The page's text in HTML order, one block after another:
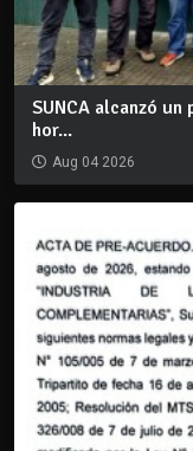
SUNCA alcanzó
hor...
Aug 04 2026